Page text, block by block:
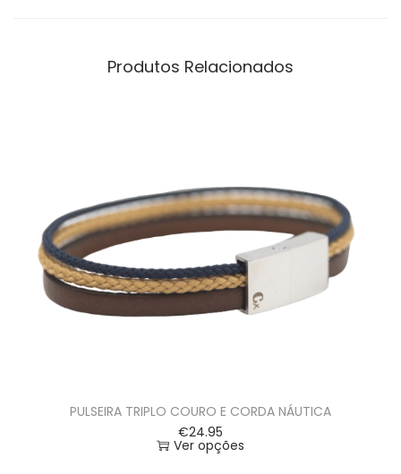
Produtos Relacionados
PULSEIRA TRIPLO COURO E CORDA NÁUTICA
€24.95
Ver opções